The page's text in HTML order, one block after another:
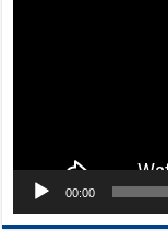
00:00